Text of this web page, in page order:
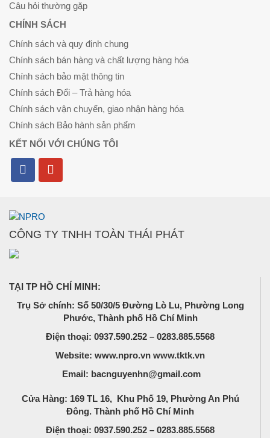
Câu hỏi thường gặp
CHÍNH SÁCH
Chính sách và quy định chung
Chính sách bán hàng và chất lượng hàng hóa
Chính sách bảo mật thông tin
Chính sách Đổi – Trả hàng hóa
Chính sách vận chuyển, giao nhận hàng hóa
Chính sách Bảo hành sản phẩm
KẾT NỐI VỚI CHÚNG TÔI
CÔNG TY TNHH TOÀN THÁI PHÁT
TẠI TP HỒ CHÍ MINH:
Trụ Sở chính: Số 50/30/5 Đường Lò Lu, Phường Long
Phước, Thành phố Hồ Chí Minh
Điện thoại: 0937.590.252 – 0283.885.5568
Website: www.npro.vn www.tktk.vn
Email: bacnguyenhn@gmail.com
Cửa Hàng: 169 TL 16, Khu Phố 19, Phường An Phú
Đông. Thành phố Hồ Chí Minh
Điện thoại: 0937.590.252 – 0283.885.5568